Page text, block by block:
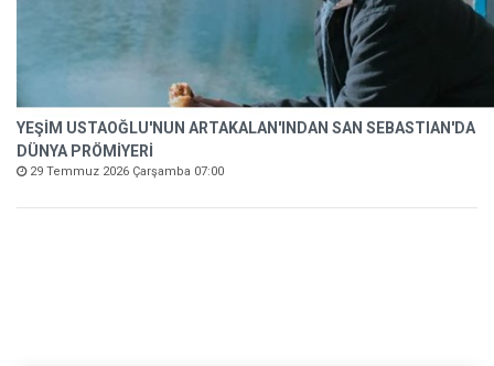
YEŞİM USTAOĞLU'NUN ARTAKALAN'INDAN SAN SEBASTIAN'DA
DÜNYA PRÖMİYERİ
29 Temmuz 2026 Çarşamba 07:00